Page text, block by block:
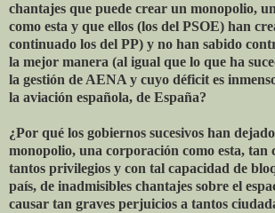
chantajes que puede crear un monopolio,
como esta y que ellos (los del PSOE) han
continuado los del PP) y no han sabido
la mejor manera (al igual que lo que ha
la gestión de AENA y cuyo déficit es
la aviación española, de España?
¿Por qué los gobiernos sucesivos han
monopolio, una corporación como esta, tan
tantos privilegios y con tal capacidad de
país, de inadmisibles chantajes sobre el
causar tan graves perjuicios a tantos